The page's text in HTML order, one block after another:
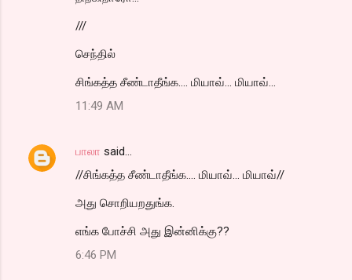
///
செந்தில்
சிங்கத்த சீண்டாதீங்க.... மியாவ்... மியாவ்...
11:49 AM
பாலா said…
//சிங்கத்த சீண்டாதீங்க.... மியாவ்... மியாவ்//
அது சொறியறதுங்க.
எங்க போச்சி அது இன்னிக்கு??
6:46 PM